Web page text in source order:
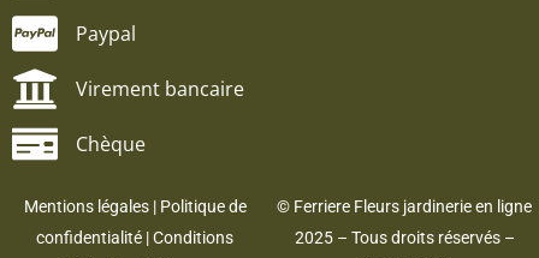
Paypal
Virement bancaire
Chèque
Mentions légales| Politique de
confidentialité |Conditions
© Ferriere Fleurs jardinerie en ligne
2025 – Tous droits réservés –